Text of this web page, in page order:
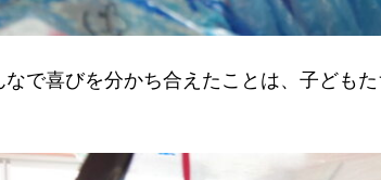
で喜びを分かち合えたことは、子ども